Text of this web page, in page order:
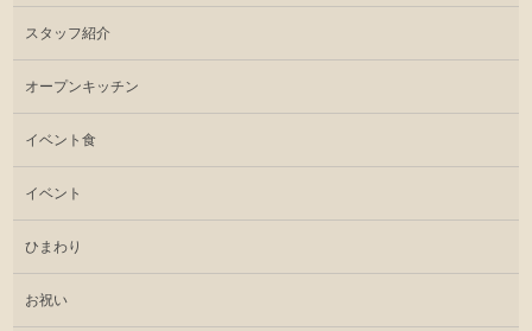
スタッフ紹介
オープンキッチン
イベント食
イベント
ひまわり
お祝い